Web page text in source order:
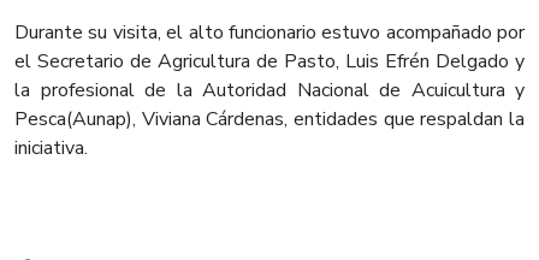
Durante su visita, el alto funcionario estuvo acompañado por
el Secretario de Agricultura de Pasto, Luis Efrén Delgado y
la profesional de la Autoridad Nacional de Acuicultura y
Pesca(Aunap), Viviana Cárdenas, entidades que respaldan la
iniciativa.